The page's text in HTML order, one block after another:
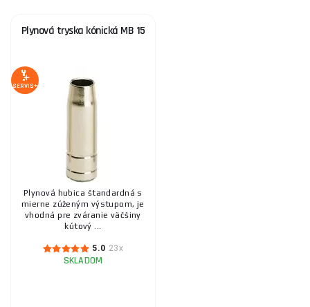
Plynová tryska kónická MB 15
SERVIS+
Plynová hubica štandardná s
mierne zúženým výstupom, je
vhodná pre zváranie väčšiny
kútový ...
5.0 23x
SKLADOM